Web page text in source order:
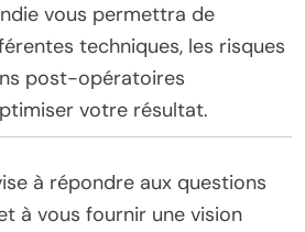
vous permettra de
techniques, les risques
post-opératoires
votre résultat.
à répondre aux questions
à vous fournir une vision